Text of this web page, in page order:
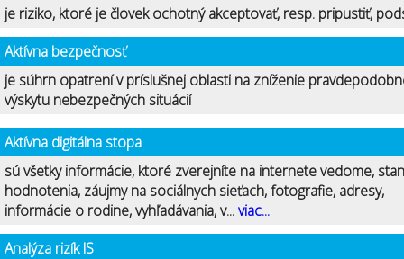
je riziko, ktoré je človek ochotný akceptovať, resp. pripustiť,
Aktívna bezpečnosť
je súhrn opatrení v príslušnej oblasti na zníženie
výskytu nebezpečných situácií
Aktívna digitálna stopa
sú všetky informácie, ktoré zverejníte na internete vedome,
hodnotenia, záujmy na sociálnych sieťach, fotografie, adresy,
informácie o rodine, vyhľadávania, v...viac...
Analýza rizík IS